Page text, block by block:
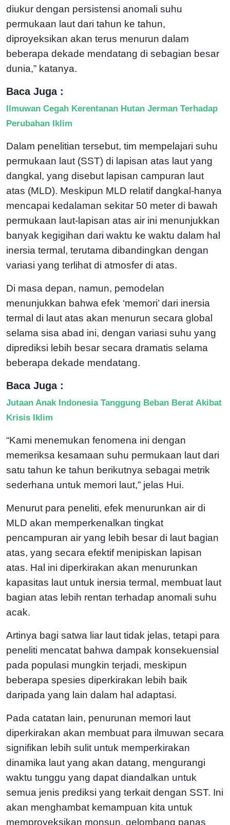
diukur dengan persistensi anomali suhu
permukaan laut dari tahun ke tahun,
diproyeksikan akan terus menurun dalam
beberapa dekade mendatang di sebagian besar
dunia,” katanya.
Baca Juga :
Ilmuwan Cegah Kerentanan Hutan Jerman Terhadap
Perubahan Iklim
Dalam penelitian tersebut, tim mempelajari suhu
permukaan laut (SST) di lapisan atas laut yang
dangkal, yang disebut lapisan campuran laut
atas (MLD). Meskipun MLD relatif dangkal-hanya
mencapai kedalaman sekitar 50 meter di bawah
permukaan laut-lapisan atas air ini menunjukkan
banyak kegigihan dari waktu ke waktu dalam hal
inersia termal, terutama dibandingkan dengan
variasi yang terlihat di atmosfer di atas.
Di masa depan, namun, pemodelan
menunjukkan bahwa efek ‘memori’ dari inersia
termal di laut atas akan menurun secara global
selama sisa abad ini, dengan variasi suhu yang
diprediksi lebih besar secara dramatis selama
beberapa dekade mendatang.
Baca Juga :
Jutaan Anak Indonesia Tanggung Beban Berat Akibat
Krisis Iklim
“Kami menemukan fenomena ini dengan
memeriksa kesamaan suhu permukaan laut dari
satu tahun ke tahun berikutnya sebagai metrik
sederhana untuk memori laut,” jelas Hui.
Menurut para peneliti, efek menurunkan air di
MLD akan memperkenalkan tingkat
pencampuran air yang lebih besar di laut bagian
atas, yang secara efektif menipiskan lapisan
atas. Hal ini diperkirakan akan menurunkan
kapasitas laut untuk inersia termal, membuat laut
bagian atas lebih rentan terhadap anomali suhu
acak.
Artinya bagi satwa liar laut tidak jelas, tetapi para
peneliti mencatat bahwa dampak konsekuensial
pada populasi mungkin terjadi, meskipun
beberapa spesies diperkirakan lebih baik
daripada yang lain dalam hal adaptasi.
Pada catatan lain, penurunan memori laut
diperkirakan akan membuat para ilmuwan secara
signifikan lebih sulit untuk memperkirakan
dinamika laut yang akan datang, mengurangi
waktu tunggu yang dapat diandalkan untuk
semua jenis prediksi yang terkait dengan SST. Ini
akan menghambat kemampuan kita untuk
memproyeksikan monsun, gelombang panas